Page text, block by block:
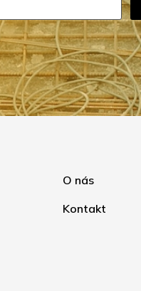
O nás
Kontakt